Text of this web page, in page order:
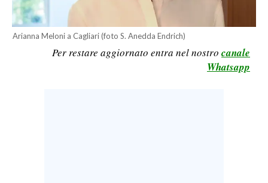
LAVORO
BANDI
SPORT IN SARDEGNA
Arianna Meloni a Cagliari (foto S. Anedda Endrich)
Per restare aggiornato entra nel nostro canale
Whatsapp